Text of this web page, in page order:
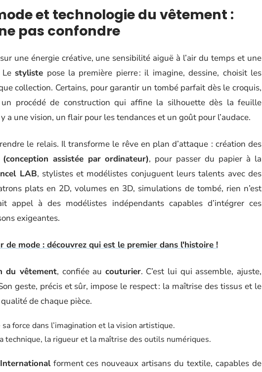
et technologie du vêtement :
pas confondre
une énergie créative, une sensibilité aiguë à l’air du temps et une
styliste pose la première pierre : il imagine, dessine, choisit les
collection. Certains, pour garantir un tombé parfait dès le croquis,
procédé de construction qui affine la silhouette dès la feuille
a une vision, un flair pour les tendances et un goût pour l’audace.
le relais. Il transforme le rêve en plan d’attaque : création des
(conception assistée par ordinateur), pour passer du papier à la
LAB, stylistes et modélistes conjuguent leurs talents avec des
plats en 2D, volumes en 3D, simulations de tombé, rien n’est
appel à des modélistes indépendants capables d’intégrer ces
exigeantes.
de mode : découvrez qui est le premier dans l'histoire !
du vêtement, confiée au couturier. C’est lui qui assemble, ajuste,
geste, précis et sûr, impose le respect : la maîtrise des tissus et le
de chaque pièce.
sa force dans l’imagination et la vision artistique.
technique, la rigueur et la maîtrise des outils numériques.
forment ces nouveaux artisans du textile, capables de